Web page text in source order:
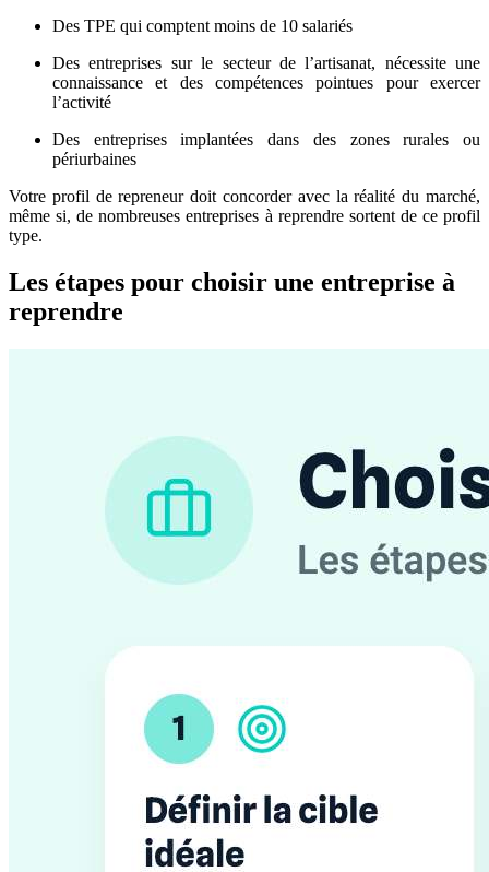
Des TPE qui comptent moins de 10 salariés
Des entreprises sur le secteur de l’artisanat, nécessite une
connaissance et des compétences pointues pour exercer
l’activité
Des entreprises implantées dans des zones rurales ou
périurbaines
Votre profil de repreneur doit concorder avec la réalité du marché,
même si, de nombreuses entreprises à reprendre sortent de ce profil
type.
Les étapes pour choisir une entreprise à
reprendre